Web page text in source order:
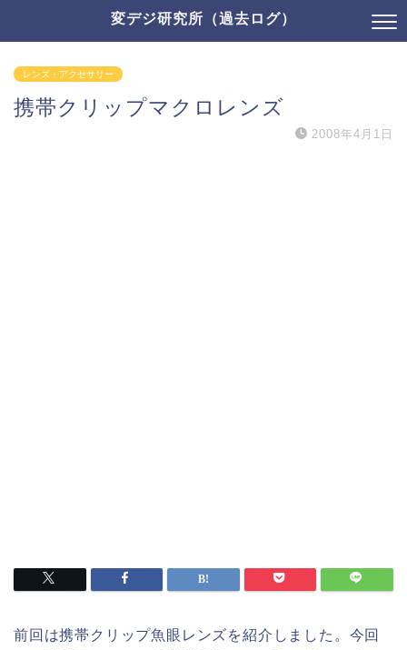
変デジ研究所（過去ログ）
レンズ・アクセサリー
携帯クリップマクロレンズ
2008年4月1日
前回は携帯クリップ魚眼レンズを紹介しました。今回